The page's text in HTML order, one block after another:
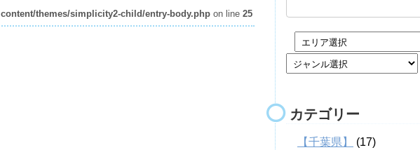
content/themes/simplicity2-child/entry-body.php on line 25
カテゴリー
【千葉県】
(17)